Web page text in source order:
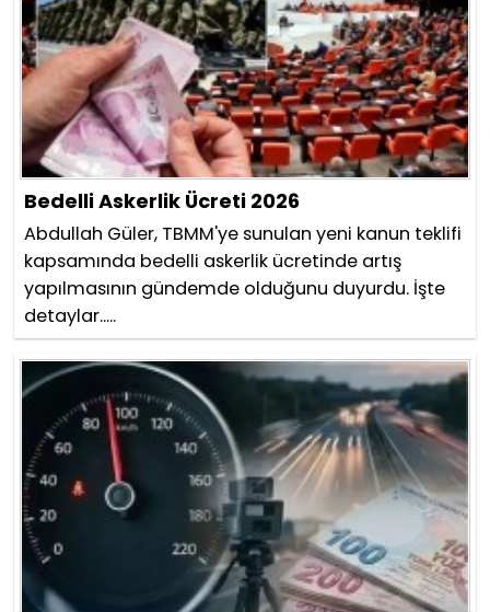
Bedelli Askerlik Ücreti 2026
Abdullah Güler, TBMM'ye sunulan yeni kanun teklifi
kapsamında bedelli askerlik ücretinde artış
yapılmasının gündemde olduğunu duyurdu. İşte
detaylar.....